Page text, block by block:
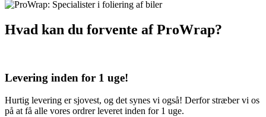
Hvad kan du forvente af ProWrap?
Levering inden for 1 uge!
Hurtig levering er sjovest, og det synes vi også! Derfor stræber vi os
på at få alle vores ordrer leveret inden for 1 uge.